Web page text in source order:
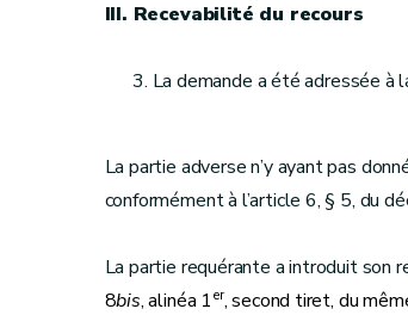
III. Recevabilité du recours
La demande a été adressée
La partie adverse n’y ayant pas
conformément à l’article 6, § 5, du
La partie requérante a introduit son
8bis, alinéa 1er, second tiret, du